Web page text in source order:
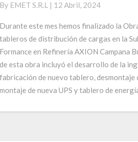
de
distribución
en
Sub
de
Planta
By EMET S.R.L | 12 Abril, 2024
Durante este mes hemos finalizado la
tableros de distribución de cargas en la
Formance en Refinería AXION Campana
de esta obra incluyó el desarrollo de la
fabricación de nuevo tablero, desmontaje
montaje de nueva UPS y tablero de